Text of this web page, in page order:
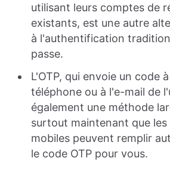
utilisant leurs comptes de
existants, est une autre
à l'authentification
passe.
L'OTP, qui envoie un code
téléphone ou à l'e-mail de
également une méthode
surtout maintenant que
mobiles peuvent remplir
le code OTP pour vous.